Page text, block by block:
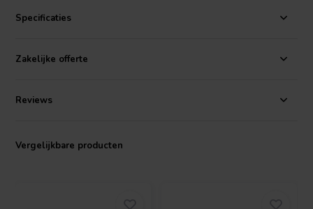
Specificaties
Zakelijke offerte
Reviews
Vergelijkbare producten